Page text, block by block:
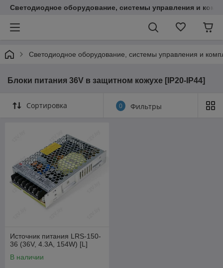
Светодиодное оборудование, системы управления и
Светодиодное оборудование, системы управления и
Блоки питания 36V в защитном кожухе [IP20-IP44]
Сортировка 0 Фильтры
Источник питания LRS-150-
36 (36V, 4.3A, 154W) [L]
В наличии